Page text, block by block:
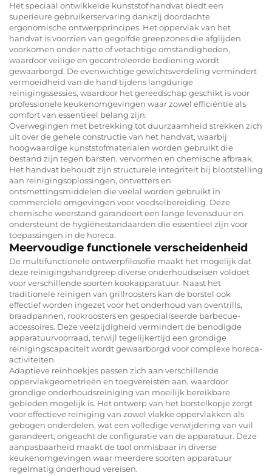
Het speciaal ontwikkelde kunststof handvat biedt een
superieure gebruikerservaring dankzij doordachte
ergonomische ontwerpprincipes. Het oppervlak van het
handvat is voorzien van gegolfde greepzones die afglijden
voorkomen onder natte of vetachtige omstandigheden,
waardoor veilige en gecontroleerde bediening wordt
gewaarborgd. De evenwichtige gewichtsverdeling vermindert
vermoeidheid van de hand tijdens langdurige
reinigingssessies, waardoor het gereedschap geschikt is voor
professionele keukenomgevingen waar zowel efficiëntie als
comfort van essentieel belang zijn.
Overwegingen met betrekking tot duurzaamheid strekken zich
uit over de gehele constructie van het handvat, waarbij
hoogwaardige kunststofmaterialen worden gebruikt die
bestand zijn tegen barsten, vervormen en chemische afbraak.
Het handvat behoudt zijn structurele integriteit bij blootstelling
aan reinigingsoplossingen, ontvetters en
ontsmettingsmiddelen die veelal worden gebruikt in
commerciële omgevingen voor voedselbereiding. Deze
chemische weerstand garandeert een lange levensduur en
ondersteunt de hygiënestandaarden die essentieel zijn voor
toepassingen in de horeca.
Meervoudige functionele verscheidenheid
De multifunctionele ontwerpfilosofie maakt het mogelijk dat
deze reinigingshandgreep diverse onderhoudseisen voldoet
voor verschillende soorten kookapparatuur. Naast het
traditionele reinigen van grillroosters kan de borstel ook
effectief worden ingezet voor het onderhoud van oventrills,
braadpannen, rookroosters en gespecialiseerde barbecue-
accessoires. Deze veelzijdigheid vermindert de benodigde
apparatuurvoorraad, terwijl tegelijkertijd een grondige
reinigingscapaciteit wordt gewaarborgd voor complexe horeca-
activiteiten.
Adaptieve reinhoekjes passen zich aan verschillende
oppervlakgeometrieën en toegvereisten aan, waardoor
grondige onderhoudsreiniging van moeilijk bereikbare
gebieden mogelijk is. Het ontwerp van het borstelkopje zorgt
voor effectieve reiniging van zowel vlakke oppervlakken als
gebogen onderdelen, wat een volledige verwijdering van vuil
garandeert, ongeacht de configuratie van de apparatuur. Deze
aanpasbaarheid maakt de tool onmisbaar in diverse
keukenomgevingen waar meerdere soorten apparatuur
regelmatig onderhoud vereisen.